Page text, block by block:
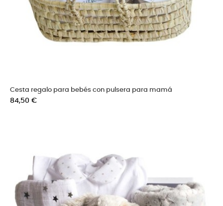
Cesta regalo para bebés con pulsera para mamá
Precio
84,50 €